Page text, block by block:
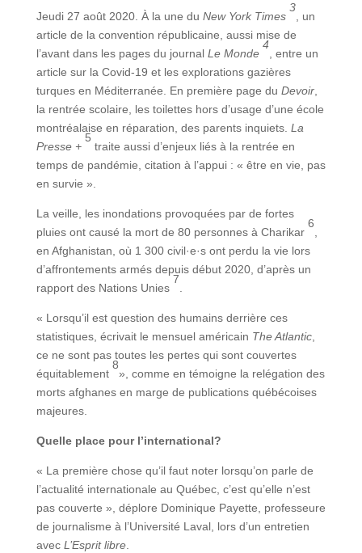
Jeudi 27 août 2020. À la une du New York Times
3
, un
article de la convention républicaine, aussi mise de
l’avant dans les pages du journal Le Monde
4
, entre un
article sur la Covid-19 et les explorations gazières
turques en Méditerranée. En première page du Devoir,
la rentrée scolaire, les toilettes hors d’usage d’une école
montréalaise en réparation, des parents inquiets. La
Presse +
5
traite aussi d’enjeux liés à la rentrée en
temps de pandémie, citation à l’appui : « être en vie, pas
en survie ».
La veille, les inondations provoquées par de fortes
pluies ont causé la mort de 80 personnes à Charikar
6
,
en Afghanistan, où 1 300 civil·e·s ont perdu la vie lors
d’affrontements armés depuis début 2020, d’après un
rapport des Nations Unies
7
.
« Lorsqu’il est question des humains derrière ces
statistiques, écrivait le mensuel américain The Atlantic,
ce ne sont pas toutes les pertes qui sont couvertes
équitablement
8
», comme en témoigne la relégation des
morts afghanes en marge de publications québécoises
majeures.
Quelle place pour l’international?
« La première chose qu’il faut noter lorsqu’on parle de
l’actualité internationale au Québec, c’est qu’elle n’est
pas couverte », déplore Dominique Payette, professeure
de journalisme à l’Université Laval, lors d’un entretien
avec L’Esprit libre.